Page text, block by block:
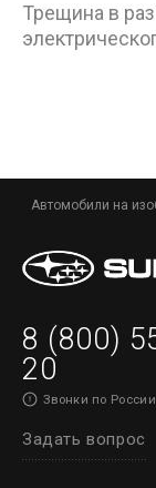
Трещина в
Автомобили на
8 (800)
20
Звонки по
Задать вопрос